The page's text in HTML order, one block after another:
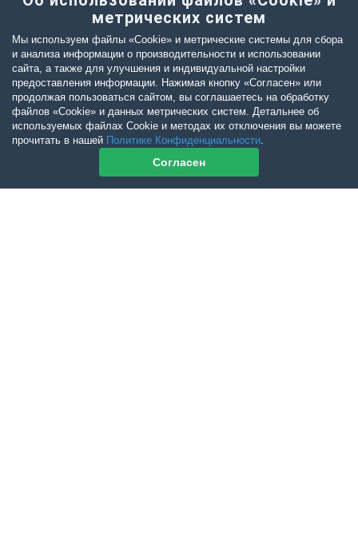
метрических систем
Мы используем файлы «Cookie» и метрические системы для сбора
и анализа информации о производительности и использовании
сайта, а также для улучшения и индивидуальной настройки
предоставления информации. Нажимая кнопку «Согласен» или
продолжая пользоваться сайтом, вы соглашаетесь на обработку
файлов «Cookie» и данных метрических систем. Детальнее об
используемых файлах Cookie и методах их отключения вы можете
прочитать в нашей Политике Конфиденциальности.
Согласен